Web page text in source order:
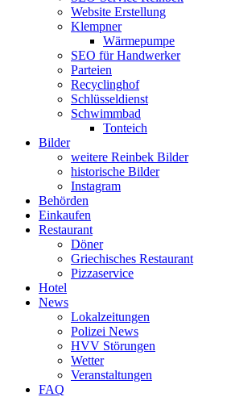
Website Erstellung
Klempner
Wärmepumpe
SEO für Handwerker
Parteien
Recyclinghof
Schlüsseldienst
Schwimmbad
Tonteich
Bilder
weitere Reinbek Bilder
historische Bilder
Instagram
Behörden
Einkaufen
Restaurant
Döner
Griechisches Restaurant
Pizzaservice
Hotel
News
Lokalzeitungen
Polizei News
HVV Störungen
Wetter
Veranstaltungen
FAQ